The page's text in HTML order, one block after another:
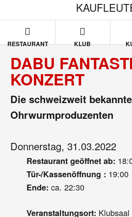
RESTAURANT KLUB
DABU
KONZERT
Die schweizweit
Ohrwurmproduzenten
Donnerstag, 31.03.2022
Restaurant geöffnet ab:
Tür-/Kassenöffnung : 19:00
Ende: ca. 22:30
Veranstaltungsort: Klubsaal